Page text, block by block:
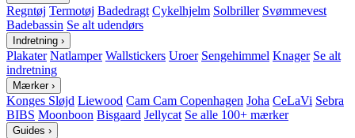
Regntøj Termotøj Badedragt Cykelhjelm Solbriller Svømmevest
Badebassin Se alt udendørs
Indretning ›
Plakater Natlamper Wallstickers Uroer Sengehimmel Knager Se alt
indretning
Mærker ›
Konges Sløjd Liewood Cam Cam Copenhagen Joha CeLaVi Sebra
BIBS Moonboon Bisgaard Jellycat Se alle 100+ mærker
Guides ›